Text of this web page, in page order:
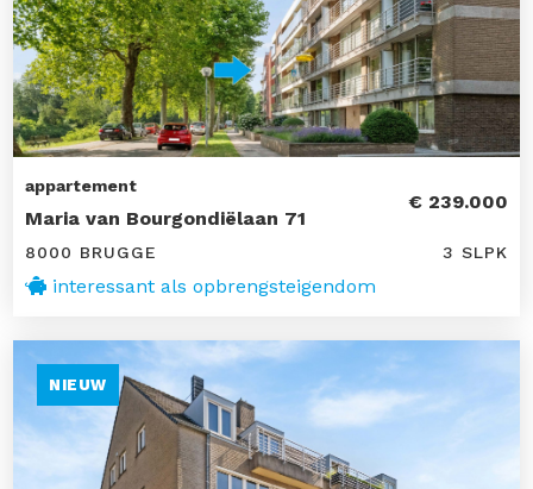
appartement
Maria van Bourgondiëlaan 71
€ 239.000
8000 BRUGGE 3 SLPK
interessant als opbrengsteigendom
NIEUW